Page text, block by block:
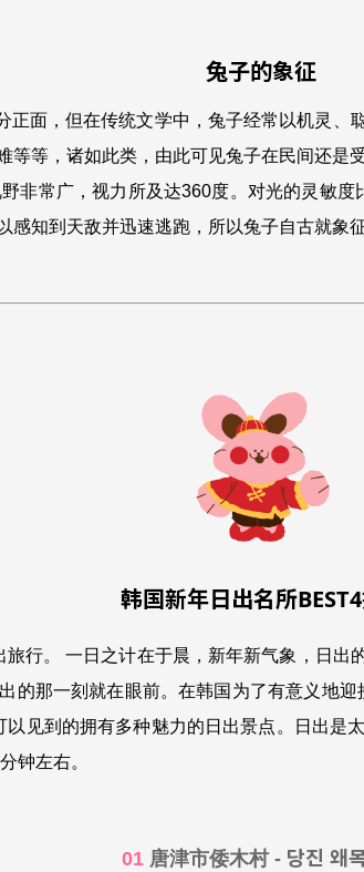
兔子的象征
面，但在传统文学中，兔子经常以机灵、
等等，诸如此类，由此可见兔子在民间还
非常广，视力所及达360度。对光的灵敏
知到天敌并迅速逃跑，所以兔子自古就象征
韩国新年日出名所
行。 一日之计在于晨，新年新气象，日出
的那一刻就在眼前。在韩国 为了有意义地迎
见到的拥有多种魅力的日出景点。日出是
钟左右。
01 唐津市倭木村 - 당진 왜